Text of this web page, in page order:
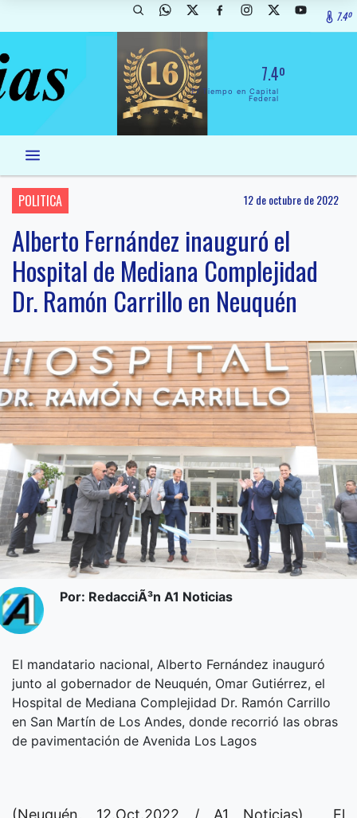
7.4º
7.4º
El Tiempo en Capital
Federal
POLITICA 12 de octubre de 2022
Alberto Fernández inauguró el
Hospital de Mediana Complejidad
Dr. Ramón Carrillo en Neuquén
Por: RedacciÃ³n A1 Noticias
El mandatario nacional, Alberto Fernández inauguró
junto al gobernador de Neuquén, Omar Gutiérrez, el
Hospital de Mediana Complejidad Dr. Ramón Carrillo
en San Martín de Los Andes, donde recorrió las obras
de pavimentación de Avenida Los Lagos